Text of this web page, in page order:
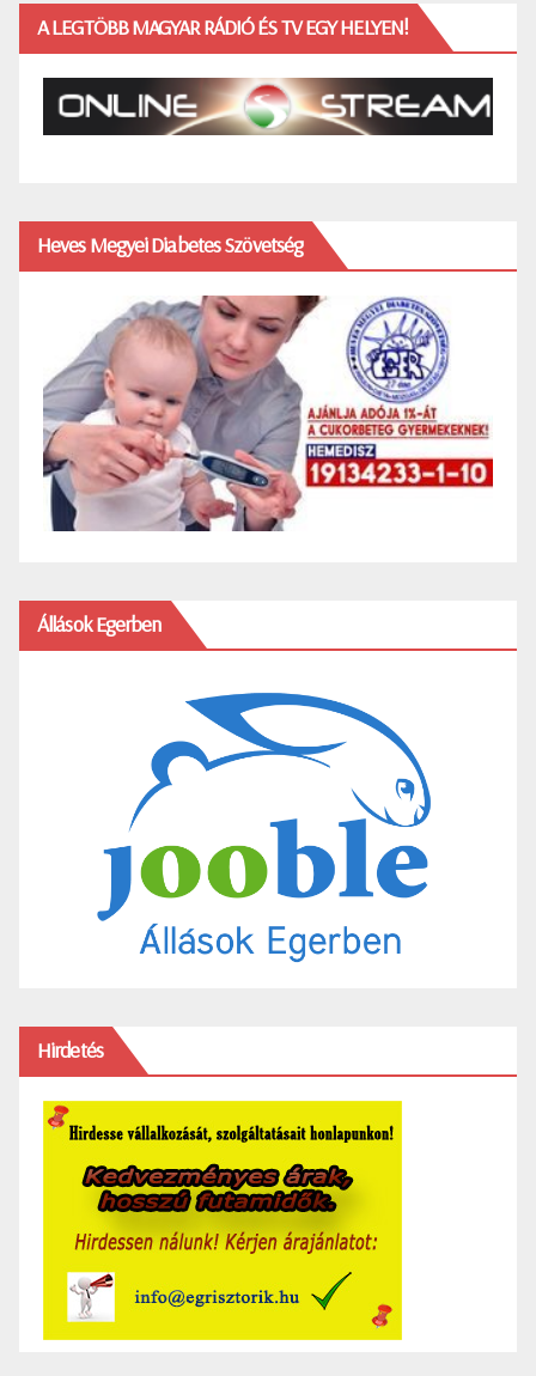
A LEGTÖBB MAGYAR RÁDIÓ ÉS TV EGY HELYEN!
Heves Megyei Diabetes Szövetség
Állások Egerben
Hirdetés